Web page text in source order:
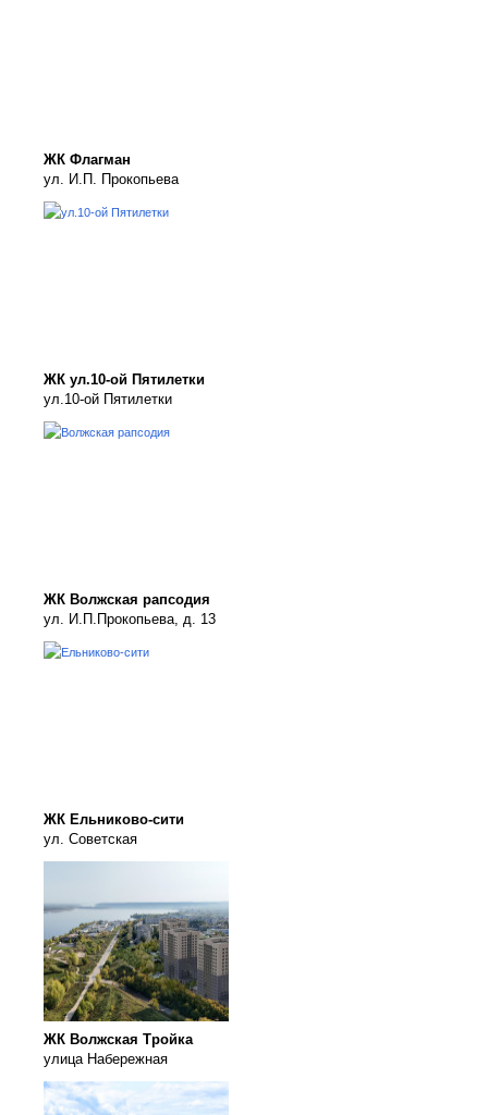
ЖК Флагман
ул. И.П. Прокопьева
ЖК ул.10-ой Пятилетки
ул.10-ой Пятилетки
ЖК Волжская рапсодия
ул. И.П.Прокопьева, д. 13
ЖК Ельниково-сити
ул. Советская
ЖК Волжская Тройка
улица Набережная